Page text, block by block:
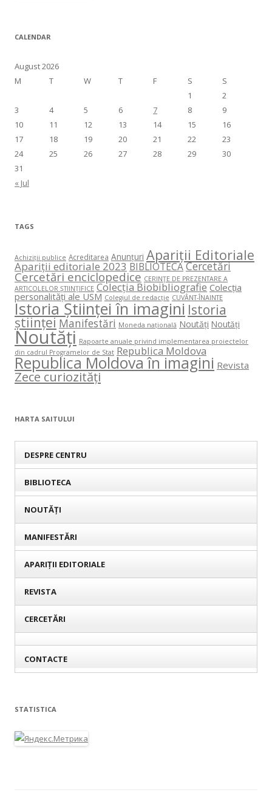
CALENDAR
August 2026
M
T W T F S S
« Jul
1
2
3
4 5 6 7 8
9
10
11 12 13 14 15
16
17
18 19 20 21 22
23
24
25 26 27 28 29
30
31
TAGS
Achiziții publice Acreditarea Anunțuri Apariții Editoriale
Apariții editoriale 2023 BIBLIOTECACercetări
Cercetări enciclopedice CERINŢE DE PREZENTARE A
ARTICOLELOR ŞTIINŢIFICE Colecția Biobibliografie Colecția
personalități ale USM Colegiul de redacție CUVÂNT-ÎNAINTE
Istoria Științei în imagini Istoria
științei Manifestări Moneda națională Noutăți Noutăți
Noutăți Rapoarte anuale privind implementarea proiectelor
din cadrul Programelor de Stat Republica Moldova
Republica Moldova în imagini Revista
Zece curiozități
HARTA SAITULUI
DESPRE CENTRU
BIBLIOTECA
NOUTĂȚI
MANIFESTĂRI
APARIȚII EDITORIALE
REVISTA
CERCETĂRI
CONTACTE
STATISTICA